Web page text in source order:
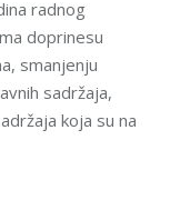
radnog
doprinesu
smanjenju
sadržaja,
koja su na